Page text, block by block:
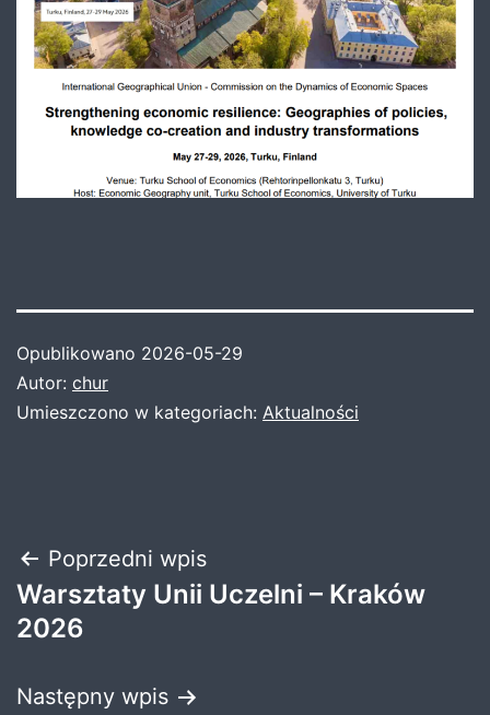
Opublikowano 2026-05-29
Autor: chur
Umieszczono w kategoriach: Aktualności
Nawigacja
wpisu
Poprzedni wpis
Warsztaty Unii Uczelni – Kraków
2026
Następny wpis